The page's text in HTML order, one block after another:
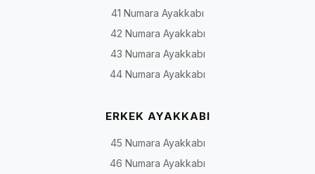
41 Numara Ayakkabı
42 Numara Ayakkabı
43 Numara Ayakkabı
44 Numara Ayakkabı
ERKEK AYAKKABI
45 Numara Ayakkabı
46 Numara Ayakkabı